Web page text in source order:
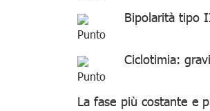
Bipolarità tipo
Ciclotimia:
La fase più costante e